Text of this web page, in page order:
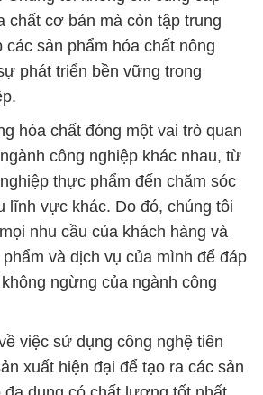
chất cơ bản mà còn tập trung
các sản phẩm hóa chất nông
phát triển bền vững trong
hóa chất đóng một vai trò quan
công nghiệp khác nhau, từ
thực phẩm đến chăm sóc
lĩnh vực khác. Do đó, chúng tôi
nhu cầu của khách hàng và
phẩm và dịch vụ của mình để đáp
ngừng của ngành công
việc sử dụng công nghệ tiên
xuất hiện đại để tạo ra các sản